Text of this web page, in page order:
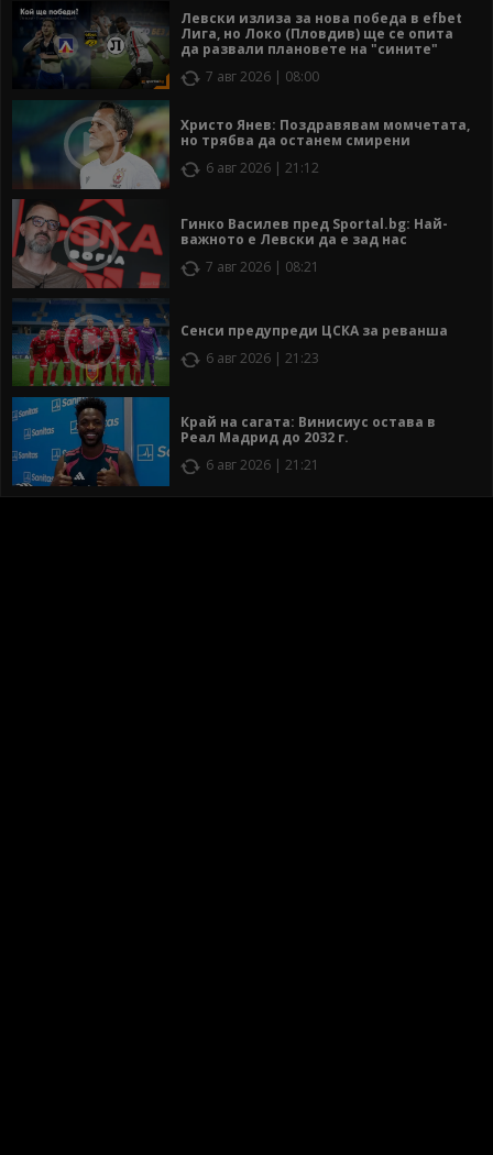
Левски излиза за нова победа в efbet
Лига, но Локо (Пловдив) ще се опита
да развали плановете на "сините"
7 авг 2026 | 08:00
Христо Янев: Поздравявам момчетата,
но трябва да останем смирени
6 авг 2026 | 21:12
Гинко Василев пред Sportal.bg: Най-
важното е Левски да е зад нас
7 авг 2026 | 08:21
Сенси предупреди ЦСКА за реванша
6 авг 2026 | 21:23
Край на сагата: Винисиус остава в
Реал Мадрид до 2032 г.
6 авг 2026 | 21:21